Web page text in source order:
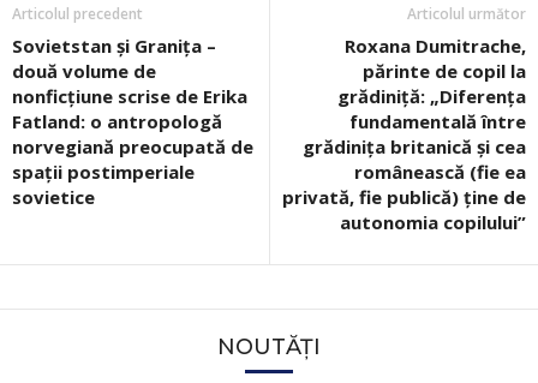
Articolul precedent
Sovietstan și Granița –
două volume de
nonficțiune scrise de Erika
Fatland: o antropologă
norvegiană preocupată de
spații postimperiale
sovietice
Articolul următor
Roxana Dumitrache,
părinte de copil la
grădiniță: „Diferența
fundamentală între
grădinița britanică și cea
românească (fie ea
privată, fie publică) ține de
autonomia copilului”
NOUTĂȚI